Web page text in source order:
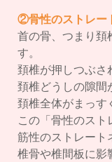
②骨性のストレー
首の骨、つまり頚
す。
頚椎が押しつぶさ
頚椎どうしの隙間
頚椎全体がまっす
この「骨性のスト
筋性のストレート
椎骨や椎間板に影